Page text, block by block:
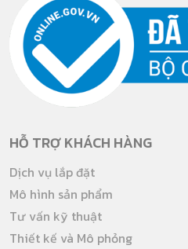
HỖ TRỢ KHÁCH HÀNG
Dịch vụ lắp đặt
Mô hình sản phẩm
Tư vấn kỹ thuật
Thiết kế và Mô phỏng